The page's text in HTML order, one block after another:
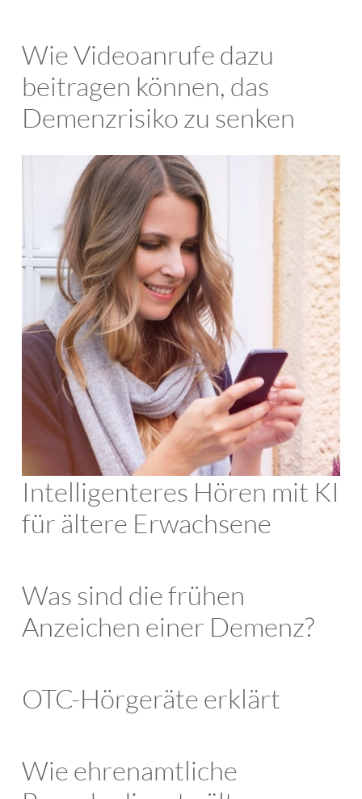
Wie Videoanrufe dazu
beitragen können, das
Demenzrisiko zu senken
Intelligenteres Hören mit KI
für ältere Erwachsene
Was sind die frühen
Anzeichen einer Demenz?
OTC-Hörgeräte erklärt
Wie ehrenamtliche